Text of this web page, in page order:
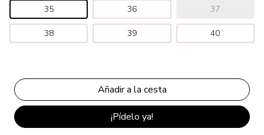
35 36 37
38 39 40
¡Pídelo ya!